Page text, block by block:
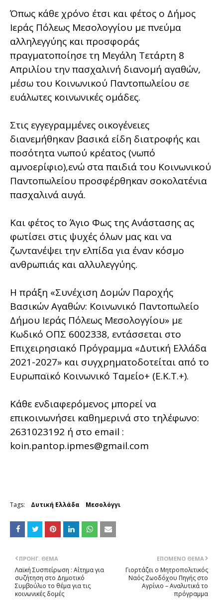
Όπως κάθε χρόνο έτσι και φέτος ο Δήμος
Ιεράς Πόλεως Μεσολογγίου με πνεύμα
αλληλεγγύης και προσφοράς
πραγματοποίησε τη Μεγάλη Τετάρτη 8
Απριλίου την πασχαλινή διανομή αγαθών,
μέσω του Κοινωνικού Παντοπωλείου σε
ευάλωτες κοινωνικές ομάδες.
Στις εγγεγραμμένες οικογένειες
διανεμήθηκαν βασικά είδη διατροφής και
ποσότητα νωπού κρέατος (νωπό
αμνοερίφιο),ενώ στα παιδιά του Κοινωνικού
Παντοπωλείου προσφέρθηκαν σοκολατένια
πασχαλινά αυγά.
Και φέτος το Άγιο Φως της Ανάστασης ας
φωτίσει στις ψυχές όλων μας και να
ζωντανέψει την ελπίδα για έναν κόσμο
ανθρωπιάς και αλλυλεγγύης.
Η πράξη «Συνέχιση Δομών Παροχής
Βασικών Αγαθών: Κοινωνικό Παντοπωλείο
Δήμου Ιεράς Πόλεως Μεσολογγίου» με
Κωδικό ΟΠΣ 6002338, εντάσσεται στο
Επιχειρησιακό Πρόγραμμα «Δυτική Ελλάδα
2021-2027» και συγχρηματοδοτείται από το
Ευρωπαϊκό Κοινωνικό Ταμείο+ (Ε.Κ.Τ.+).
Κάθε ενδιαφερόμενος μπορεί να
επικοινωνήσει καθημερινά στο τηλέφωνο:
2631023192 ή στο email :
koin.pantop.ipmes@gmail.com
Tags: Δυτική Ελλάδα Μεσολόγγι
ΕΠΌΜΕΝΟ ΘΈΜΑ
Γιορτάζει ο Μητροπολιτικός
Ναός Ζωοδόχου Πηγής στο
Αγρίνιο – Αναλυτικά το
πρόγραμμα
ΠΡΟΗΓ. ΘΈΜΑ
Λαϊκή Συσπείρωση : Αίτημα για
συζήτηση στο Δημοτικό
Συμβούλιο το θέμα για τις
κοινωνικές δομές